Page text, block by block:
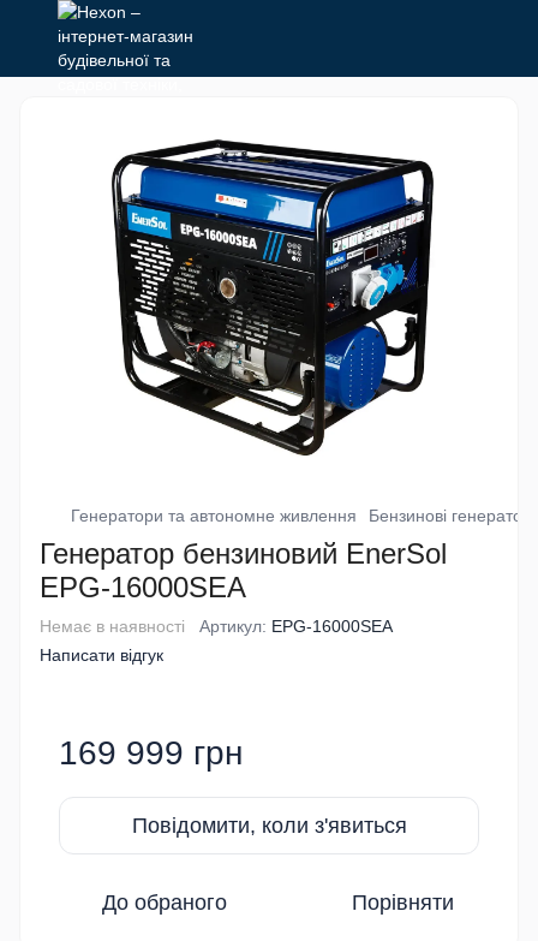
Генератори та автономне живлення Бензинові
Генератор бензиновий EnerSol
EPG-16000SEA
Немає в наявності Артикул: EPG-16000SEA
Написати відгук
169 999 грн
Повідомити, коли з'явиться
До обраного Порівняти